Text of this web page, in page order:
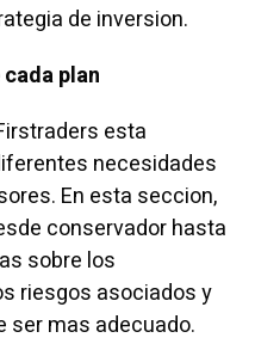
de inversion.
plan
esta
necesidades
En esta seccion,
conservador hasta
sobre los
riesgos asociados y
ser mas adecuado.